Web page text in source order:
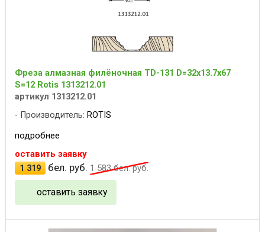
Фреза алмазная филёночная TD-131 D=32x13.7x67
S=12 Rotis 1313212.01
артикул 1313212.01
Производитель: ROTIS
подробнее
оставить заявку
1 319
бел. руб. 1 583бел. руб.
оставить заявку